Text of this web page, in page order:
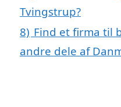
Tvingstrup?
8) Find et firma til
andre dele af